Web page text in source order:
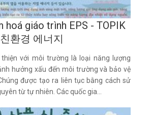
hoá giáo trình EPS - TOPIK
환경 에너지
với môi trường là loại năng lượng
hưởng xấu đến môi trường và bảo vệ
được tạo ra liên tục bằng cách sử
từ tự nhiên. Các quốc gia...